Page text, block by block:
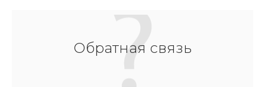
Обратная связь